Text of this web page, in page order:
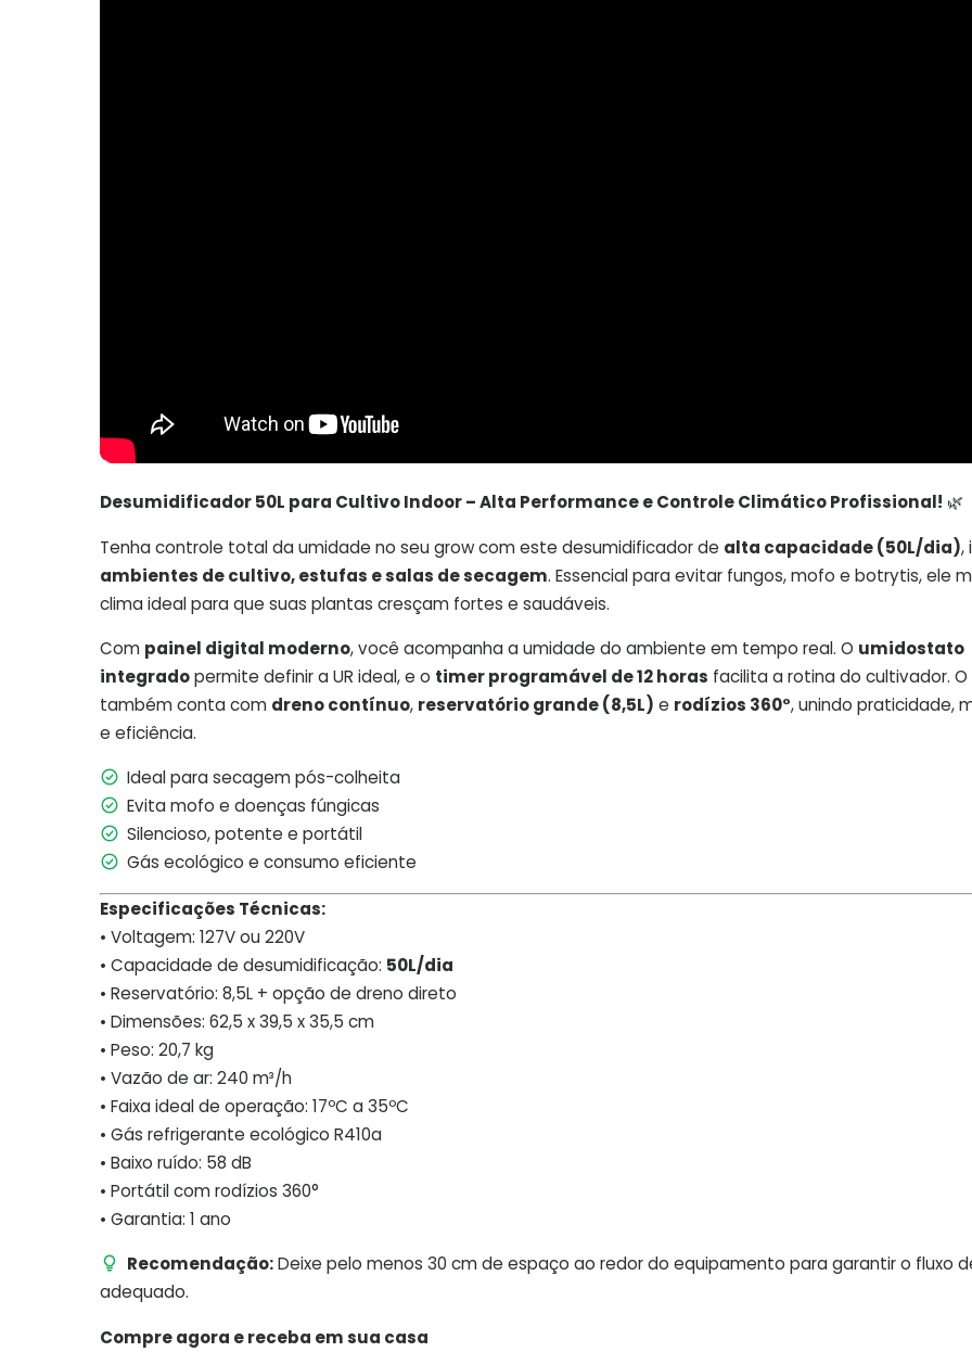
Desumidificador 50L para Cultivo Indoor – Alta Performance e Controle Climático Profissional! 🌿
Tenha controle total da umidade no seu grow com este desumidificador de alta capacidade (50L/dia),
ambientes de cultivo, estufas e salas de secagem. Essencial para evitar fungos, mofo e botrytis, ele
clima ideal para que suas plantas cresçam fortes e saudáveis.
Com painel digital moderno, você acompanha a umidade do ambiente em tempo real. O umidostato
integradopermite definir a UR ideal, e o timer programável de 12 horas facilita a rotina do cultivador.
também conta com dreno contínuo, reservatório grande (8,5L) e rodízios 360°, unindo praticidade,
e eficiência.
Ideal para secagem pós-colheita
Evita mofo e doenças fúngicas
Silencioso, potente e portátil
Gás ecológico e consumo eficiente
Especificações Técnicas:
• Voltagem: 127V ou 220V
• Capacidade de desumidificação: 50L/dia
• Reservatório: 8,5L + opção de dreno direto
• Dimensões: 62,5 x 39,5 x 35,5 cm
• Peso: 20,7 kg
• Vazão de ar: 240 m³/h
• Faixa ideal de operação: 17ºC a 35ºC
• Gás refrigerante ecológico R410a
• Baixo ruído: 58 dB
• Portátil com rodízios 360°
• Garantia: 1 ano
Recomendação:Deixe pelo menos 30 cm de espaço ao redor do equipamento para garantir o fluxo
adequado.
Compre agora e receba em sua casa